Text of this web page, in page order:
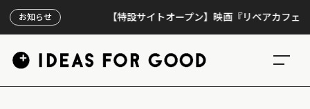
お知らせ 【特設サイトオープン】映画『リペアカフェ』、上